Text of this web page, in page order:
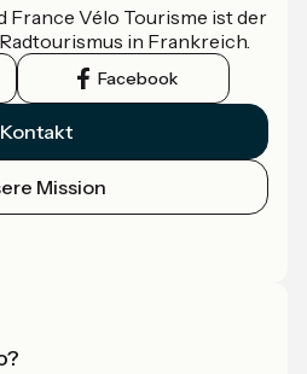
France Vélo Tourisme ist der
in Frankreich.
Facebook
Kontakt
Mission